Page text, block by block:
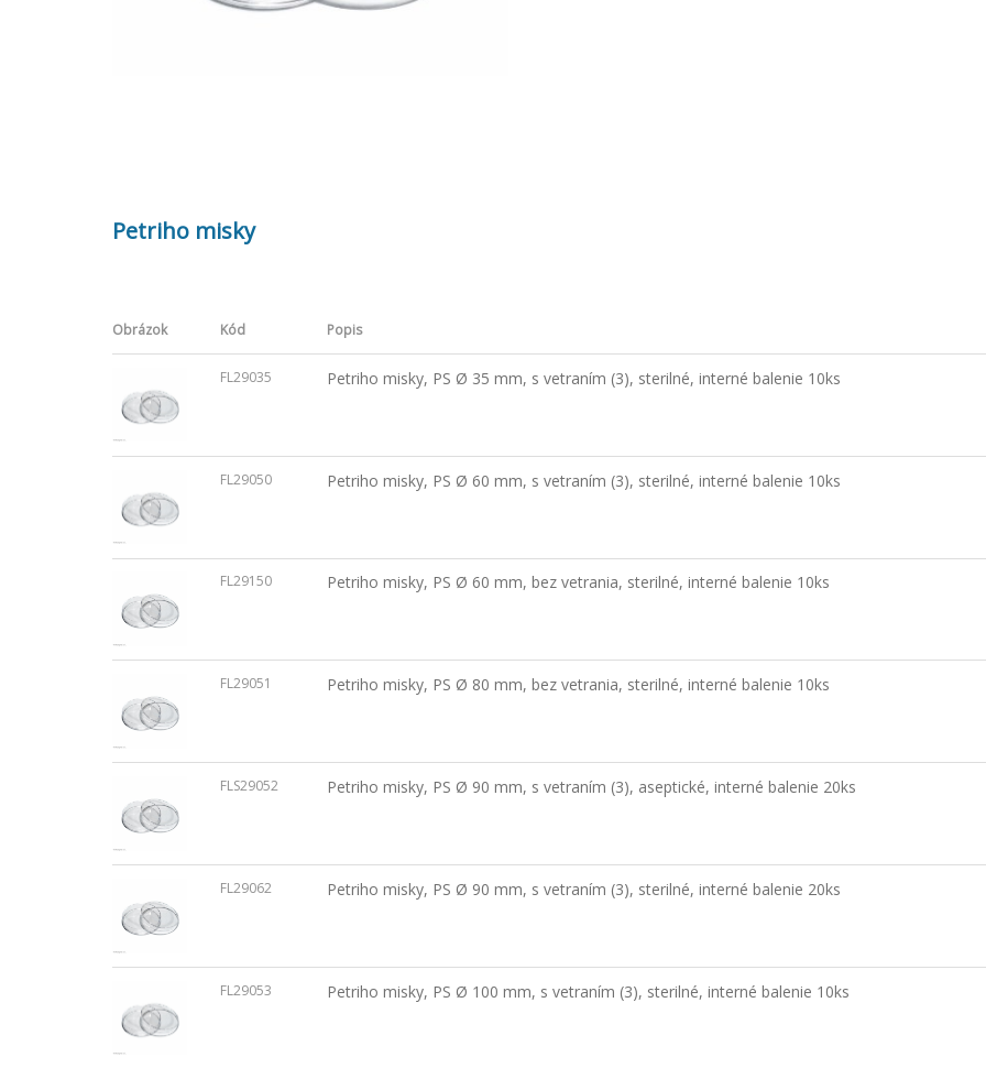
Petriho misky
Obrázok Kód Popis
FL29035 Petriho misky, PS Ø 35 mm, s vetraním (3), sterilné, interné balenie 10ks
FL29050 Petriho misky, PS Ø 60 mm, s vetraním (3), sterilné, interné balenie 10ks
FL29150 Petriho misky, PS Ø 60 mm, bez vetrania, sterilné, interné balenie 10ks
FL29051 Petriho misky, PS Ø 80 mm, bez vetrania, sterilné, interné balenie 10ks
FLS29052 Petriho misky, PS Ø 90 mm, s vetraním (3), aseptické, interné balenie 20ks
FL29062 Petriho misky, PS Ø 90 mm, s vetraním (3), sterilné, interné balenie 20ks
FL29053 Petriho misky, PS Ø 100 mm, s vetraním (3), sterilné, interné balenie 10ks